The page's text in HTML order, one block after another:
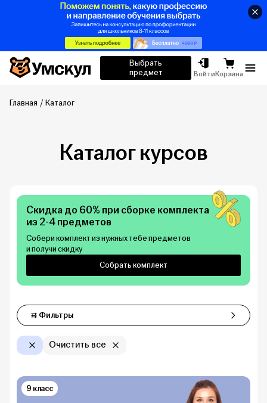
Умскул
Выбрать
предмет
ВойтиКорзина
Главная Каталог
Каталог курсов
Скидка до 60% при сборке комплекта
из 2-4 предметов
Собери комплект из нужных тебе предметов
и получи скидку
Собрать комплект
ФильтрыФильтры
Очистить все
9 класс